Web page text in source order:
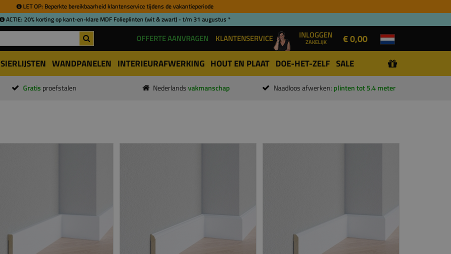
LET OP: Beperkte bereikbaarheid klantenservice tijdens de vakantieperiode
ACTIE: 20% korting op kant-en-klare MDF Folieplinten (wit & zwart) - t/m 31 augustus *
OFFERTE AANVRAGEN KLANTENSERVICE INLOGGEN
ZAKELIJK € 0,00
SIERLIJSTEN WANDPANELEN INTERIEURAFWERKING HOUT EN PLAAT DOE-HET-ZELF SALE
Gratis proefstalen Nederlands vakmanschap Naadloos afwerken: plinten tot 5.4 meter